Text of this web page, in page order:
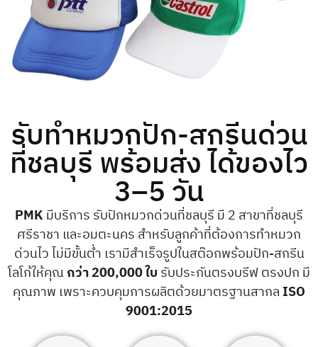
รับทำหมวกปัก-สกรีนด่วน
ที่ชลบุรี พร้อมส่ง ได้ของไว
3–5 วัน
PMK มีบริการ รับปักหมวกด่วนที่ชลบุรี มี 2 สาขาที่ชลบุรี
ศรีราชา และอมตะนคร สำหรับลูกค้าที่ต้องการทำหมวก
ด่วนไว ไม่มีขั้นต่ำ เรามีสำเร็จรูปในสต๊อกพร้อมปัก-สกรีน
โลโก้ให้คุณกว่า 200,000 ใบ รับประกันตรงบรีฟ ตรงปก มี
คุณภาพ เพราะควบคุมการผลิตด้วยมาตรฐานสากล ISO
9001:2015